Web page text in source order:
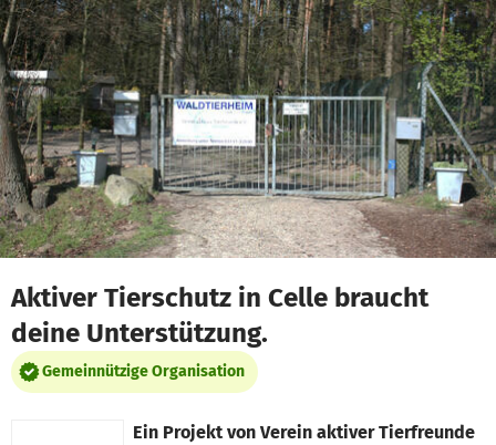
Zum Hauptinhalt springen
Erklärung zur Barrierefreiheit anzeigen
Aktiver Tierschutz in Celle braucht
deine Unterstützung.
Gemeinnützige Organisation
Ein Projekt von Verein aktiver Tierfreunde